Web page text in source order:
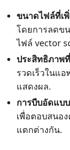
ขนาดไฟล์ที่เ
โดยการลดข
ไฟล์ vector
ประสิทธิภาพ
รวดเร็วในแ
แสดงผล.
การบีบอัดแบ
เพื่อตอบสนอ
แตกต่างกัน.